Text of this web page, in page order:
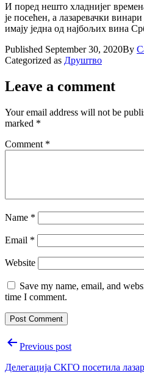
И поред нешто хладнијег
је посећен, а лазаревачки
имају једна од најбољих вина
Published September 30, 2020By
Categorized as Друштво
Leave a comment
Your email address will not be
marked *
Comment *
Name *
Email *
Website
Save my name, email, and
time I comment.
PostPrevious post
Делегација СКГО посетила